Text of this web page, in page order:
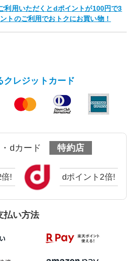
利用いただくとdポイントが100円で3
トのご利用でおトクにお買い物！
レジットカード
dカード 特約店
! dポイント2倍!
払い方法